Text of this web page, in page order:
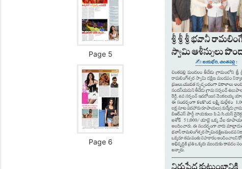
Page 5
Page 6